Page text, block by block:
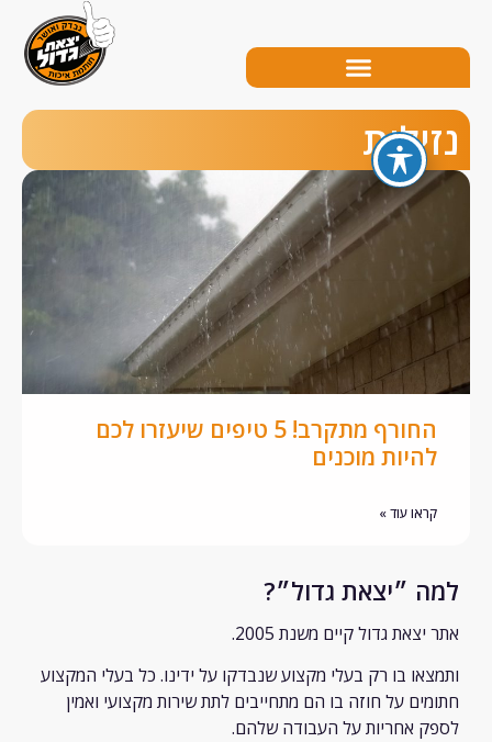
״יצאת גדול״?
גדול קיים משנת 2005.
בו רקבעלי מקצוע שנבדקו על ידינו. כל בעלי המקצוע
על חוזה בו הם מתחייבים לתת שירות מקצועי ואמין
אחריות על העבודה שלהם.
החורף מתקרב! 5 טיפים שיעזרו לכם
להיות מוכנים
קראו עוד »